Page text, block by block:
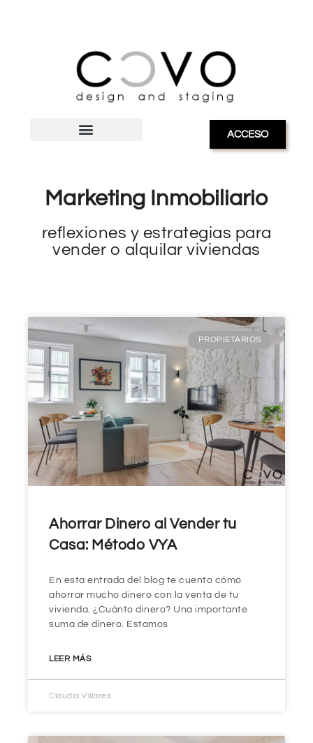
ACCESO
Marketing Inmobiliario
reflexiones y estrategias para
vender o alquilar viviendas
PROPIETARIOS
Ahorrar Dinero al Vender tu
Casa: Método VYA
En esta entrada del blog te cuento cómo
ahorrar mucho dinero con la venta de tu
vivienda. ¿Cuánto dinero? Una importante
suma de dinero. Estamos
LEER MÁS
Claudia Villares